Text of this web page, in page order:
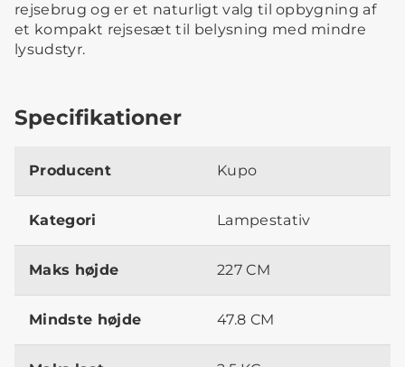
rejsebrug og er et naturligt valg til opbygning af
et kompakt rejsesæt til belysning med mindre
lysudstyr.
Specifikationer
Producent Kupo
Kategori Lampestativ
Maks højde 227 CM
Mindste højde 47.8 CM